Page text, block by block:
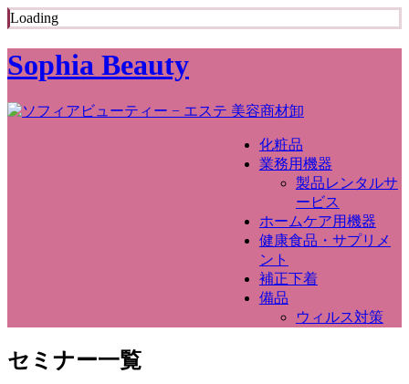
Loading
Sophia Beauty
化粧品
業務用機器
製品レンタルサ
ービス
ホームケア用機器
健康食品・サプリメ
ント
補正下着
備品
ウィルス対策
セミナー一覧